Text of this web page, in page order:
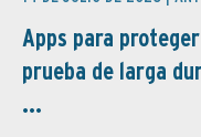
Apps para
prueba de larga
...